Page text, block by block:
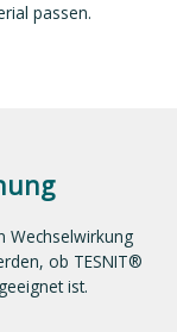
passen.
Wechselwirkung
ob TESNIT®
ist.